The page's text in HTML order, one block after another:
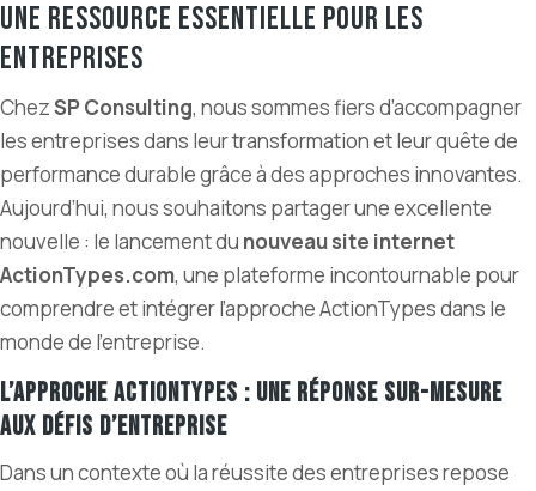
Une ressource essentielle pour les
entreprises
ChezSP Consulting, nous sommes fiers d’accompagner
les entreprises dans leur transformation et leur quête de
performance durable grâce à des approches innovantes.
Aujourd’hui, nous souhaitons partager une excellente
nouvelle : le lancement du nouveau site internet
ActionTypes.com, une plateforme incontournable pour
comprendre et intégrer l’approche ActionTypes dans le
monde de l’entreprise.
L’approche ActionTypes : Une réponse sur-mesure
aux défis d’entreprise
Dans un contexte où la réussite des entreprises repose